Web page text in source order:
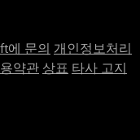
에 문의 개인정보처리
약관 상표 타사 고지